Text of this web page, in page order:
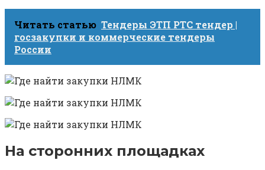
Читать статью Тендеры ЭТП РТС тендер |
госзакупки и коммерческие тендеры
России
На сторонних площадках